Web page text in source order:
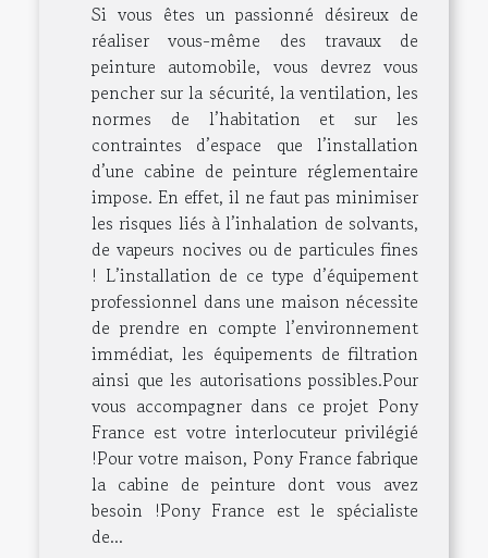
Si vous êtes un passionné désireux de
réaliser vous-même des travaux de
peinture automobile, vous devrez vous
pencher sur la sécurité, la ventilation, les
normes de l’habitation et sur les
contraintes d’espace que l’installation
d’une cabine de peinture réglementaire
impose. En effet, il ne faut pas minimiser
les risques liés à l’inhalation de solvants,
de vapeurs nocives ou de particules fines
! L’installation de ce type d’équipement
professionnel dans une maison nécessite
de prendre en compte l’environnement
immédiat, les équipements de filtration
ainsi que les autorisations possibles.Pour
vous accompagner dans ce projet Pony
France est votre interlocuteur privilégié
!Pour votre maison, Pony France fabrique
la cabine de peinture dont vous avez
besoin !Pony France est le spécialiste
de...